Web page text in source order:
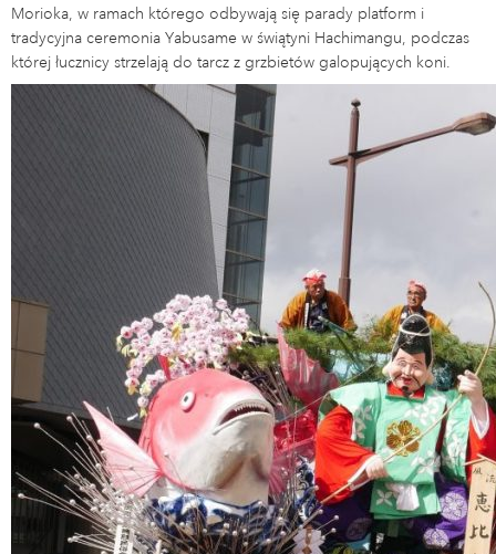
Morioka, w ramach którego odbywają się parady platform i
tradycyjna ceremonia Yabusame w świątyni Hachimangu, podczas
której łucznicy strzelają do tarcz z grzbietów galopujących koni.